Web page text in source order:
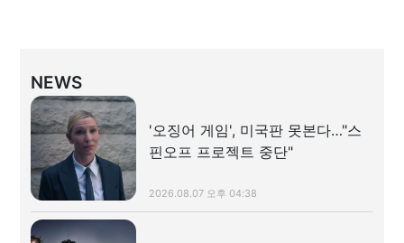
NEWS
'오징어 게임', 미국판 못본다…"스
핀오프 프로젝트 중단"
2026.08.07 오후 04:38